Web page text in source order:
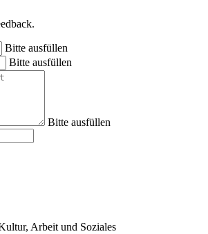
Bitte ausfüllen
Bitte ausfüllen
Bitte ausfüllen
Arbeit und Soziales